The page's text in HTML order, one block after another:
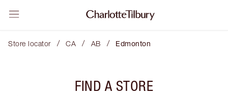
Store locator / CA / AB / Edmonton
FIND A STORE